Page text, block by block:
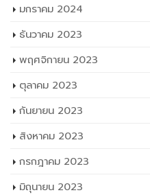
มกราคม 2024
ธันวาคม 2023
พฤศจิกายน 2023
ตุลาคม 2023
กันยายน 2023
สิงหาคม 2023
กรกฎาคม 2023
มิถุนายน 2023